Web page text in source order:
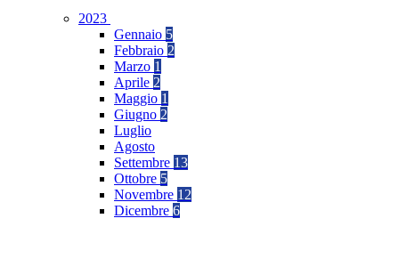
2023
Gennaio 5
Febbraio 2
Marzo 1
Aprile 2
Maggio 1
Giugno 2
Luglio
Agosto
Settembre 13
Ottobre 5
Novembre 12
Dicembre 6